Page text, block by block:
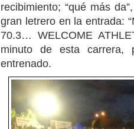
recibimiento; “qué más
gran letrero en la entrada:
70.3… WELCOME
minuto de esta carrera,
entrenado.